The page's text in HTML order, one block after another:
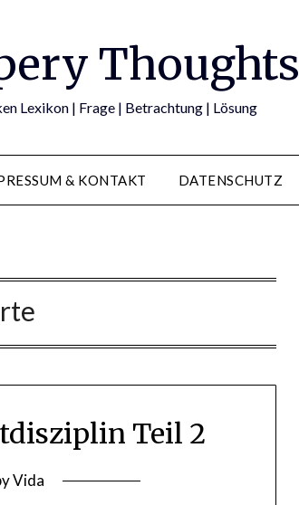
Thoughts
Lexikon | Frage | Betrachtung | Lösung
& KONTAKT DATENSCHUTZ
Teil 2
Vida